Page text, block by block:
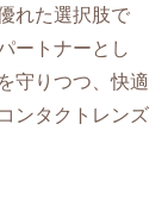
れた選択肢で
ートナーとし
守りつつ、快適
ンタクトレンズ